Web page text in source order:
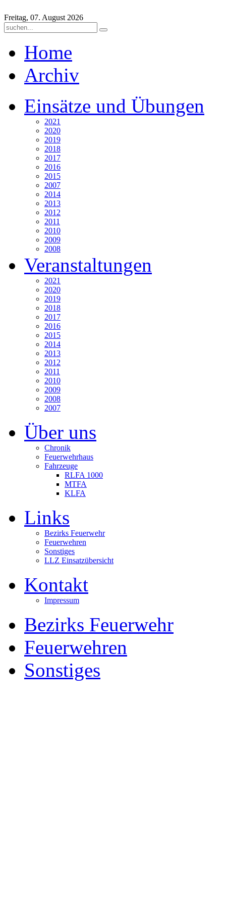
Freitag, 07. August 2026
Home
Archiv
Einsätze und Übungen
2021
2020
2019
2018
2017
2016
2015
2007
2014
2013
2012
2011
2010
2009
2008
Veranstaltungen
2021
2020
2019
2018
2017
2016
2015
2014
2013
2012
2011
2010
2009
2008
2007
Über uns
Chronik
Feuerwehrhaus
Fahrzeuge
RLFA 1000
MTFA
KLFA
Links
Bezirks Feuerwehr
Feuerwehren
Sonstiges
LLZ Einsatzübersicht
Kontakt
Impressum
Bezirks Feuerwehr
Feuerwehren
Sonstiges